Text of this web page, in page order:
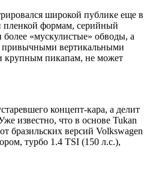
широкой публике еще в
пленкой формам, серийный
«мускулистые» обводы, а
привычными вертикальными
крупным пикапам, не может
концепт-кара, а делит
известно, что в основе Tukan
бразильских версий Volkswagen
турбо 1.4 TSI (150 л.с.),